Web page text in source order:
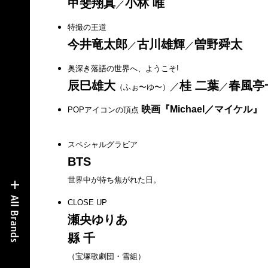
甲斐翔真／小林 唯
特撮の王道
今井竜太郎／古川雄輝／曽野舜太
奥深き落語の世界へ、ようこそ!
辰巳雄大（ふぉ〜ゆ〜） ／桂 二葉／春風亭
POPアイコンの頂点 映画『Michael／マイケル』
スペシャルグラビア
BTS
世界中が待ち焦がれた日。
CLOSE UP
瀬央ゆりあ
縣 千
（宝塚歌劇団・雪組）